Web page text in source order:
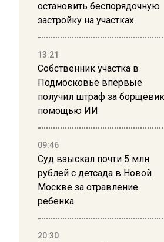
остановить беспорядочную
застройку на участках
13:21
Собственник участка в
Подмосковье впервые
получил штраф за
помощью ИИ
09:46
Суд взыскал почти 5 млн
рублей с детсада в Новой
Москве за отравление
ребенка
20:30